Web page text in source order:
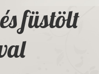
füstölt